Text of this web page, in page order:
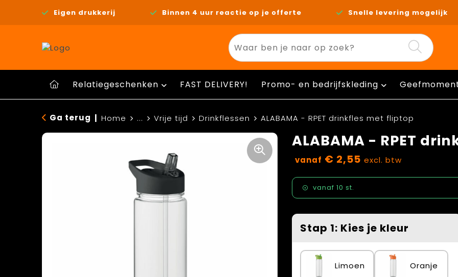
Eigen drukkerij Binnen 4 uur reactie op je offerte Snelle levering mogelijk
Relatiegeschenken FAST DELIVERY! Promo- en bedrijfskleding
Ga terug Home ... Vrije tijd Drinkflessen ALABAMA - RPET drinkfles met fliptop
ALABAMA - RPET
vanaf € 2,55 excl. btw
vanaf 10 st.
Stap 1: Kies je kleur
Limoen Oranje